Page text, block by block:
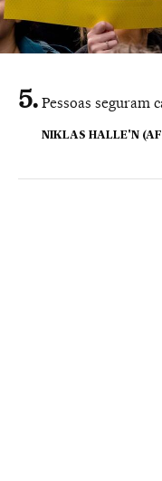
Pessoas seguram
NIKLAS HALLE'N